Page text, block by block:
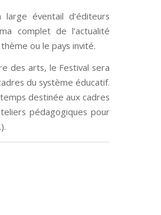
éventail d’éditeurs
complet de l’actualité
ou le pays invité.
des arts, le Festival sera
du système éducatif.
destinée aux cadres
pédagogiques pour